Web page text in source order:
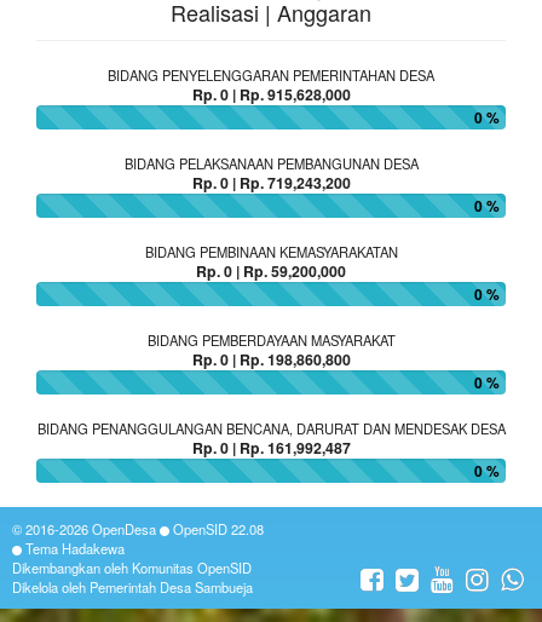
Realisasi | Anggaran
BIDANG PENYELENGGARAN PEMERINTAHAN DESA
Rp. 0 | Rp. 915,628,000
0 %
BIDANG PELAKSANAAN PEMBANGUNAN DESA
Rp. 0 | Rp. 719,243,200
0 %
BIDANG PEMBINAAN KEMASYARAKATAN
Rp. 0 | Rp. 59,200,000
0 %
BIDANG PEMBERDAYAAN MASYARAKAT
Rp. 0 | Rp. 198,860,800
0 %
BIDANG PENANGGULANGAN BENCANA, DARURAT DAN MENDESAK DESA
Rp. 0 | Rp. 161,992,487
0 %
© 2016-2026OpenDesa OpenSID22.08
Tema Hadakewa
Dikembangkan oleh Komunitas OpenSID
Dikelola oleh Pemerintah Desa Sambueja